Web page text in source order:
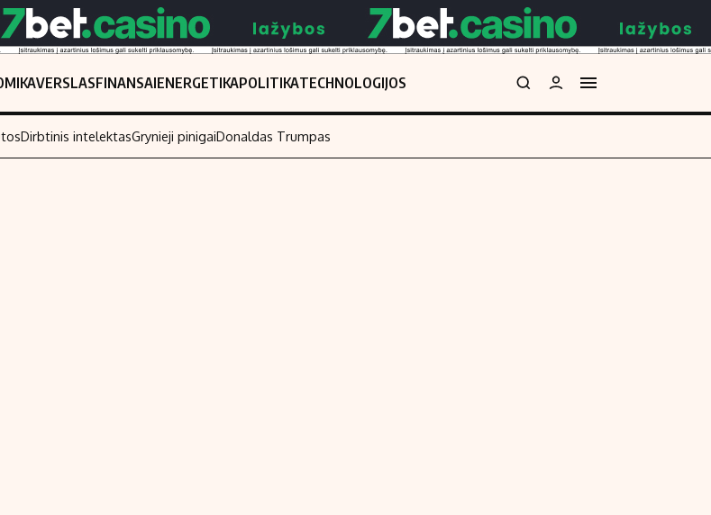
VERSLASFINANSAIENERGETIKAPOLITIKATECHNOLOGIJOS
Dirbtinis intelektasGrynieji pinigaiDonaldas Trumpas